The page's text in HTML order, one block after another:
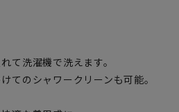
て洗濯機で洗えます。
てのシャワークリーンも可能。